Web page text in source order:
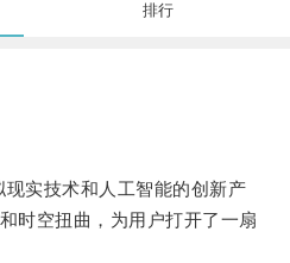
排行
实技术和人工智能的创新产
时空扭曲，为用户打开了一扇